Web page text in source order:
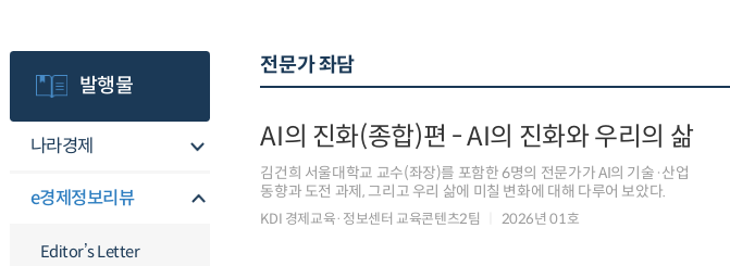
발행물
나라경제
e경제정보리뷰
Editor’s Letter
전문가 좌담
AI의 진화(종합)편 - AI의 진화와 우리의 삶
김건희 서울대학교 교수(좌장)를 포함한 6명의 전문가가 AI의 기술·산업
동향과 도전 과제, 그리고 우리 삶에 미칠 변화에 대해 다루어 보았다.
KDI 경제교육·정보센터 교육콘텐츠2팀 2026년 01호